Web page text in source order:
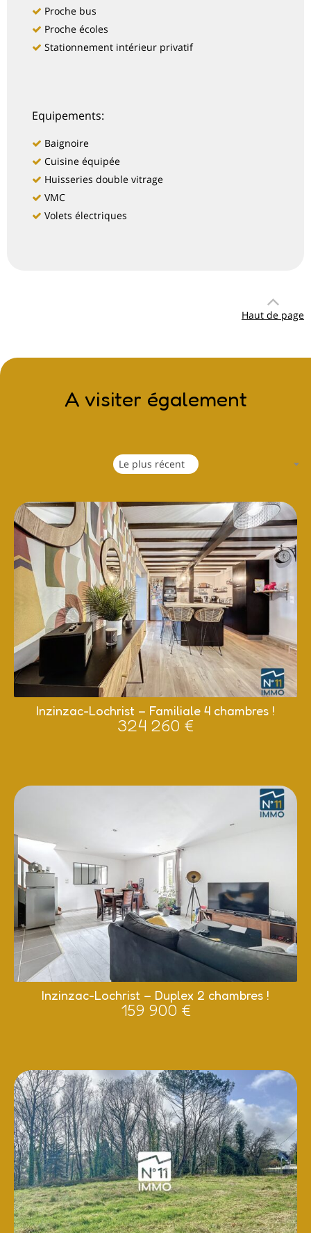
Proche bus
Proche écoles
Stationnement intérieur privatif
Equipements:
Baignoire
Cuisine équipée
Huisseries double vitrage
VMC
Volets électriques
Haut de page
A visiter également
Le plus récent
Inzinzac-Lochrist – Familiale 4 chambres !
324 260 €
Inzinzac-Lochrist – Duplex 2 chambres !
159 900 €